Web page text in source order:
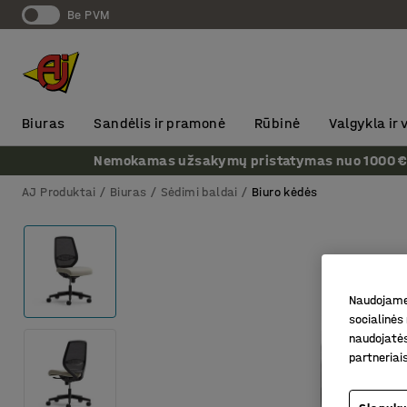
Be PVM
Biuras Sandėlis ir pramonė Rūbinė Valgykla ir
Nemokamas užsakymų pristatymas nuo 1000
AJ Produktai Biuras Sėdimi baldai Biuro kėdės
socialinės